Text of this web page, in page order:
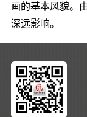
画的基本风貌。
深远影响。